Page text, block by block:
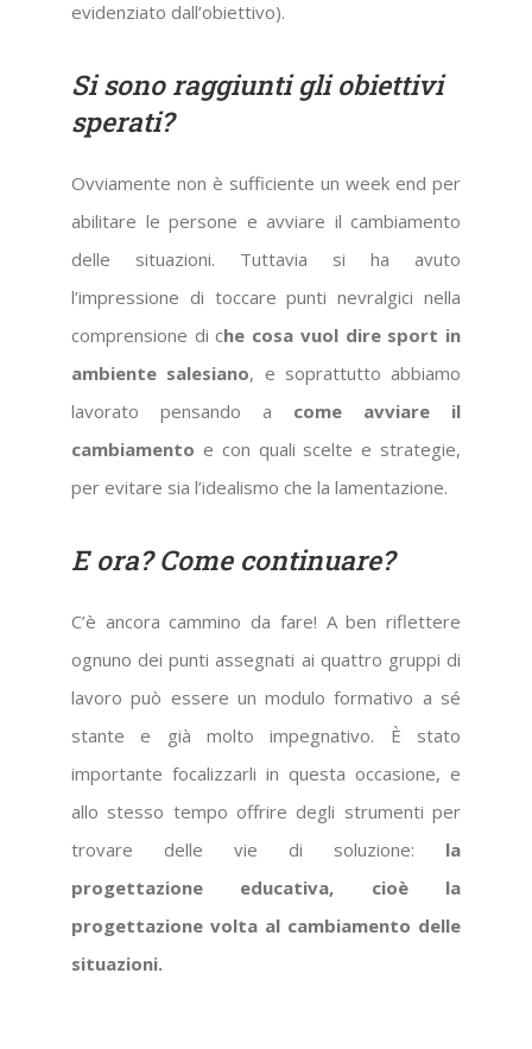
evidenziato dall’obiettivo).
Si sono raggiunti gli obiettivi
sperati?
Ovviamente non è sufficiente un week end per
abilitare le persone e avviare il cambiamento
delle situazioni. Tuttavia si ha avuto
l’impressione di toccare punti nevralgici nella
comprensione di che cosa vuol dire sport in
ambiente salesiano, e soprattutto abbiamo
lavorato pensando a come avviare il
cambiamento e con quali scelte e strategie,
per evitare sia l’idealismo che la lamentazione.
E ora? Come continuare?
C’è ancora cammino da fare! A ben riflettere
ognuno dei punti assegnati ai quattro gruppi di
lavoro può essere un modulo formativo a sé
stante e già molto impegnativo. È stato
importante focalizzarli in questa occasione, e
allo stesso tempo offrire degli strumenti per
trovare delle vie di soluzione: la
progettazione educativa, cioè la
progettazione volta al cambiamento delle
situazioni.